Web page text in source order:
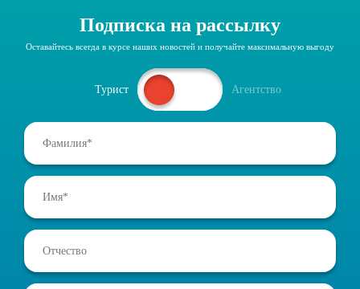
Подписка на рассылку
Оставайтесь всегда в курсе наших новостей и получайте максимальную выгоду
Турист Агентство